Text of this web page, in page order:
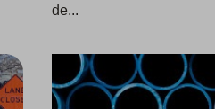
de...
Mejora de la infraestructura en Chico